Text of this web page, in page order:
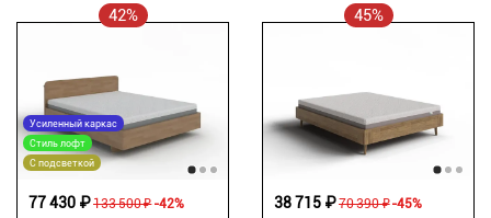
42%
Усиленный каркас
Стиль лофт
С подсветкой
133 500 ₽
77 430 ₽ -42%
45%
70 390 ₽
38 715 ₽ -45%